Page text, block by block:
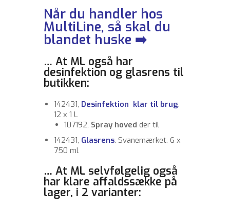
Når du handler hos
MultiLine, så skal du
blandet huske ➡️
… At ML også har
desinfektion og glasrens til
butikken:
142431, Desinfektion klar til brug.
12 x 1 L
107192, Spray hoved der til
142431, Glasrens. Svanemærket. 6 x
750 ml
… At ML selvfølgelig også
har klare affaldssække på
lager, i 2 varianter: